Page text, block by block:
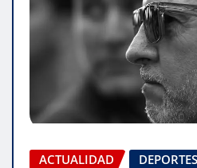
ACTUALIDAD
DEPORTES